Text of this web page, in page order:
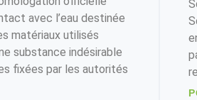
avec l’eau destinée
matériaux utilisés
substance indésirable
fixées par les autorités